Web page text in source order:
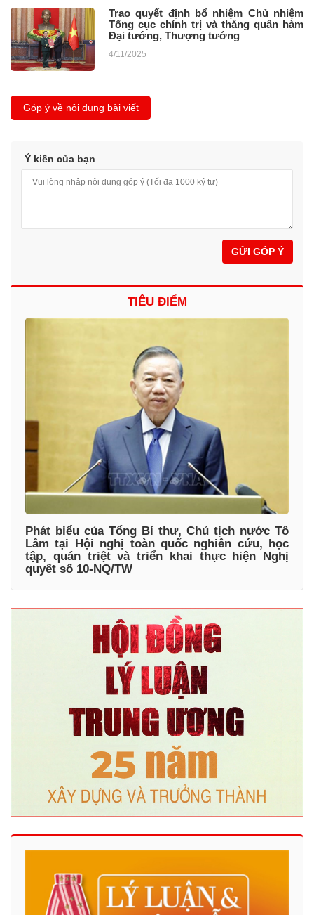
Trao quyết định bổ nhiệm Chủ nhiệm
Tổng cục chính trị và thăng quân hàm
Đại tướng, Thượng tướng
4/11/2025
Góp ý về nội dung bài viết
Ý kiến của bạn
GỬI GÓP Ý
TIÊU ĐIỂM
Phát biểu của Tổng Bí thư, Chủ tịch nước Tô
Lâm tại Hội nghị toàn quốc nghiên cứu, học
tập, quán triệt và triển khai thực hiện Nghị
quyết số 10-NQ/TW